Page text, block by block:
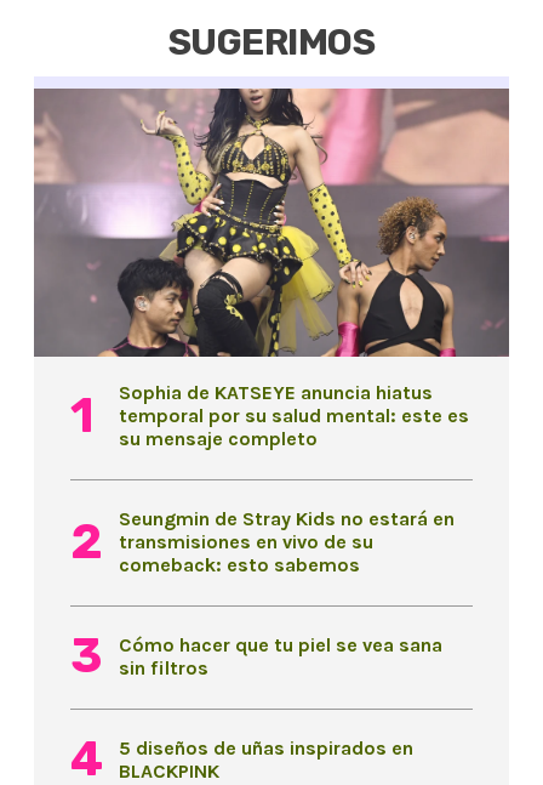
SUGERIMOS
Sophia de KATSEYE anuncia hiatus
temporal por su salud mental: este es
su mensaje completo
Seungmin de Stray Kids no estará en
transmisiones en vivo de su
comeback: esto sabemos
Cómo hacer que tu piel se vea sana
sin filtros
5 diseños de uñas inspirados en
BLACKPINK